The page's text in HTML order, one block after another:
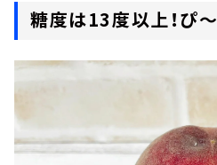
糖度は13度以上！ぴ